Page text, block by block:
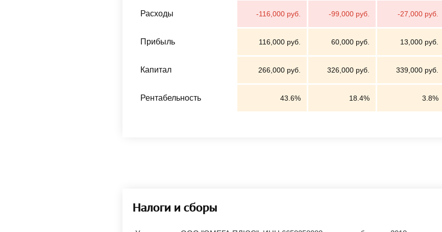
Расходы -116,000 руб. -99,000 руб. -27,000 руб.
Прибыль 116,000 руб. 60,000 руб. 13,000 руб.
Капитал 266,000 руб. 326,000 руб. 339,000 руб.
Рентабельность 43.6% 18.4% 3.8%
Налоги и сборы